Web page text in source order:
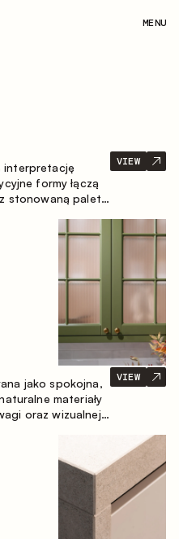
MENU
interpretację
formy łączą
stonowaną paletą
i
VIEW
jako spokojna,
materiały
oraz wizualnej
VIEW